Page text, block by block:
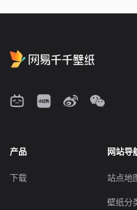
产品
下载
网站导
站点地
壁纸分